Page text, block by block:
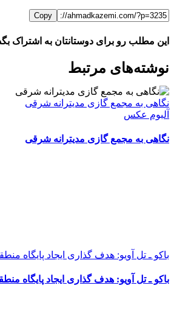
Copy
این مطلب رو برای دوستانتان به اشتراک
FacebookX
LinkedIn
WhatsApp
Telegram
ایمیل
نوشته‌‌های مرتبط
نگاهی به مجمع گازی مدیترانه شرقی
آلبوم عکس
نگاهی به مجمع گازی مدیترانه شرقی
باکو ـ تل آویو: هدف گذاری ایجاد پایگاه
باکو ـ تل آویو: هدف گذاری ایجاد پایگاه